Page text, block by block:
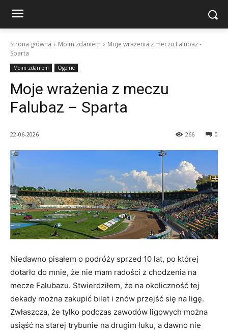
Strona główna Moim zdaniem
Moje wrażenia z meczu Falubaz -
Sparta
Moim zdaniem Ogólne
Moje wrażenia z meczu
Falubaz – Sparta
22-06-2026 0
266
Niedawno pisałem o podróży sprzed 10 lat, po której
dotarło do mnie, że nie mam radości z chodzenia na
mecze Falubazu. Stwierdziłem, że na okoliczność tej
dekady można zakupić bilet i znów przejść się na ligę.
Zwłaszcza, że tylko podczas zawodów ligowych można
usiąść na starej trybunie na drugim łuku, a dawno nie